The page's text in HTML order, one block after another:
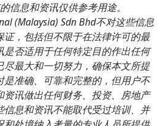
信息和资讯仅供参考用途。
(Malaysia) Sdn Bhd不对这些信息
，包括但不限于在法律许可的最
是否适用于任何特定目的作出任何
尽最大和一切努力，确保本文所提
准确、可靠和完整的，但用户不
讯做出任何财务、投资、房地产
息和资讯不能取代受过培训、并